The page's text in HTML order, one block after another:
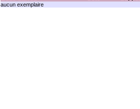
aucun exemplaire